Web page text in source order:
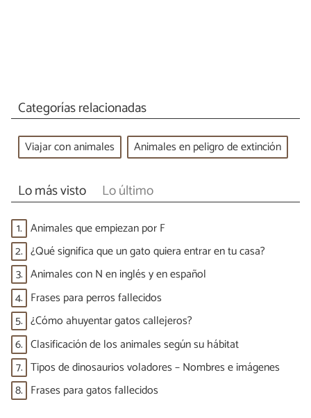
Categorías relacionadas
Viajar con animales Animales en peligro de extinción
Lo más visto Lo último
1. Animales que empiezan por F
2. ¿Qué significa que un gato quiera entrar en tu casa?
3. Animales con N en inglés y en español
4. Frases para perros fallecidos
5. ¿Cómo ahuyentar gatos callejeros?
6. Clasificación de los animales según su hábitat
7. Tipos de dinosaurios voladores – Nombres e imágenes
8. Frases para gatos fallecidos